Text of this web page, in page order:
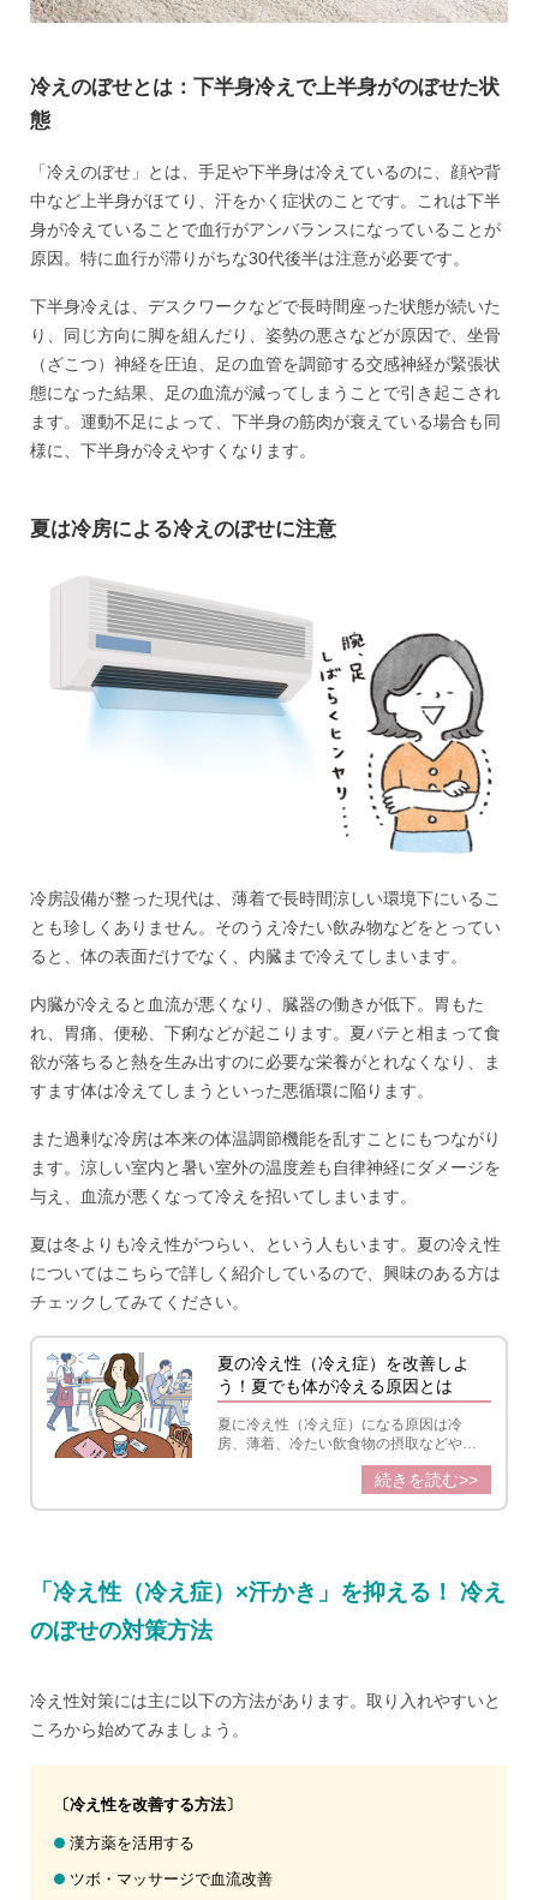
冷えのぼせとは：下半身冷えで上半身がのぼせた状
態
「冷えのぼせ」とは、手足や下半身は冷えているのに、顔や背
中など上半身がほてり、汗をかく症状のことです。これは下半
身が冷えていることで血行がアンバランスになっていることが
原因。特に血行が滞りがちな30代後半は注意が必要です。
下半身冷えは、デスクワークなどで長時間座った状態が続いた
り、同じ方向に脚を組んだり、姿勢の悪さなどが原因で、坐骨
（ざこつ）神経を圧迫、足の血管を調節する交感神経が緊張状
態になった結果、足の血流が減ってしまうことで引き起こされ
ます。運動不足によって、下半身の筋肉が衰えている場合も同
様に、下半身が冷えやすくなります。
夏は冷房による冷えのぼせに注意
冷房設備が整った現代は、薄着で長時間涼しい環境下にいるこ
とも珍しくありません。そのうえ冷たい飲み物などをとってい
ると、体の表面だけでなく、内臓まで冷えてしまいます。
内臓が冷えると血流が悪くなり、臓器の働きが低下。胃もた
れ、胃痛、便秘、下痢などが起こります。夏バテと相まって食
欲が落ちると熱を生み出すのに必要な栄養がとれなくなり、ま
すます体は冷えてしまうといった悪循環に陥ります。
また過剰な冷房は本来の体温調節機能を乱すことにもつながり
ます。涼しい室内と暑い室外の温度差も自律神経にダメージを
与え、血流が悪くなって冷えを招いてしまいます。
夏は冬よりも冷え性がつらい、という人もいます。夏の冷え性
についてはこちらで詳しく紹介しているので、興味のある方は
チェックしてみてください。
夏の冷え性（冷え症）を改善しよ
う！夏でも体が冷える原因とは
夏に冷え性（冷え症）になる原因は冷
房、薄着、冷たい飲食物の摂取などやっ
てしまいがちな日常習慣のなかに潜んで
います。冷え予防を意識するだけでも改
続きを読む>>
「冷え性（冷え症）×汗かき」を抑える！ 冷え
のぼせの対策方法
冷え性対策には主に以下の方法があります。取り入れやすいと
ころから始めてみましょう。
〔冷え性を改善する方法〕
漢方薬を活用する
ツボ・マッサージで血流改善